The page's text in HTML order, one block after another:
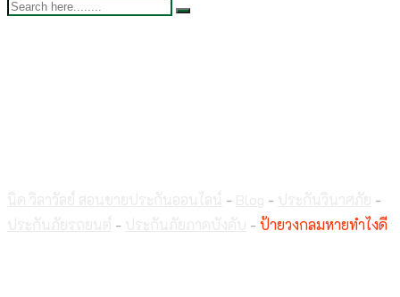
- -
-
- -ป้ายวงกลมหายทำไงดี